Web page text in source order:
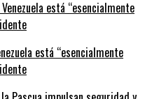
está “esencialmente